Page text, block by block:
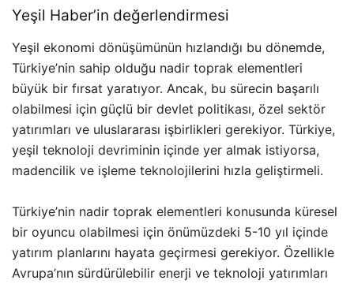
Yeşil Haber’in değerlendirmesi
Yeşil ekonomi dönüşümünün hızlandığı bu dönemde,
Türkiye’nin sahip olduğu nadir toprak elementleri
büyük bir fırsat yaratıyor. Ancak, bu sürecin başarılı
olabilmesi için güçlü bir devlet politikası, özel sektör
yatırımları ve uluslararası işbirlikleri gerekiyor. Türkiye,
yeşil teknoloji devriminin içinde yer almak istiyorsa,
madencilik ve işleme teknolojilerini hızla geliştirmeli.
Türkiye’nin nadir toprak elementleri konusunda küresel
bir oyuncu olabilmesi için önümüzdeki 5-10 yıl içinde
yatırım planlarını hayata geçirmesi gerekiyor. Özellikle
Avrupa’nın sürdürülebilir enerji ve teknoloji yatırımları